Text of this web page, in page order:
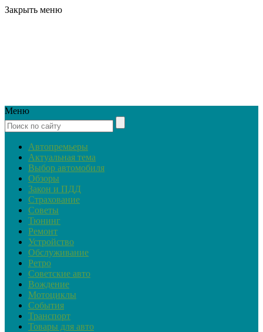
Закрыть меню
Меню
Автопремьеры
Актуальная тема
Выбор автомобиля
Обзоры
Закон и ПДД
Страхование
Советы
Тюнинг
Ремонт
Устройство
Обслуживание
Ретро
Советские авто
Вождение
Мотоциклы
События
Транспорт
Товары для авто